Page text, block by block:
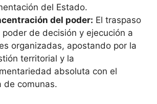
del Estado.
del poder: El traspaso
poder de decisión y ejecución a
organizadas, apostando por la
territorial y la
absoluta con el
de comunas.